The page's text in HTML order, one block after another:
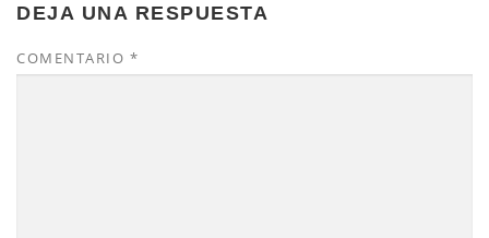
DEJA UNA RESPUESTA
COMENTARIO *